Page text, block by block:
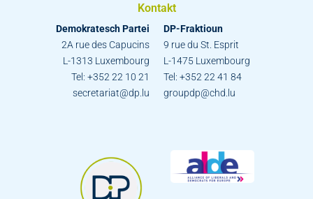
Kontakt
Demokratesch Partei
2A rue des Capucins
L-1313 Luxembourg
Tel: +352 22 10 21
secretariat@dp.lu
DP-Fraktioun
9 rue du St. Esprit
L-1475 Luxembourg
Tel: +352 22 41 84
groupdp@chd.lu